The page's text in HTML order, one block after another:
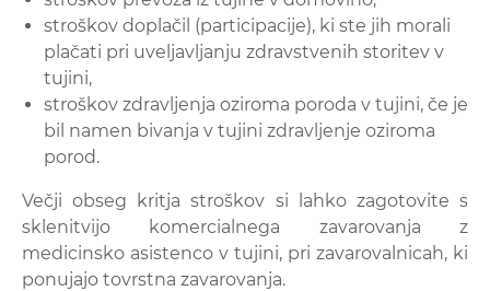
stroškov doplačil (participacije), ki ste jih morali
plačati pri uveljavljanju zdravstvenih storitev v
tujini,
stroškov zdravljenja oziroma poroda v tujini, če je
bil namen bivanja v tujini zdravljenje oziroma
porod.
Večji obseg kritja stroškov si lahko zagotovite s
sklenitvijo komercialnega zavarovanja z
medicinsko asistenco v tujini, pri zavarovalnicah, ki
ponujajo tovrstna zavarovanja.